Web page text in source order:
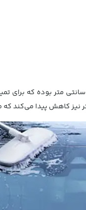
اندازه دسته تی بیسوس در بلندترین